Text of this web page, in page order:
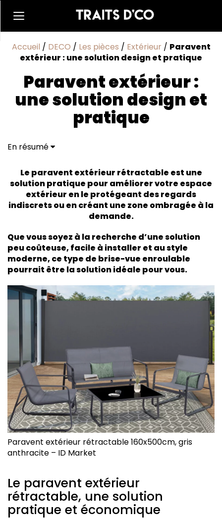
Accueil / DECO / Les pièces / Extérieur / Paravent
extérieur : une solution design et pratique
Paravent extérieur :
une solution design et
pratique
En résumé
pratique et économique
Les avantages d’un paravent extérieur rétractable
Le paravent extérieur rétractable est une
solution pratique pour améliorer votre espace
extérieur en le protégeant des regards
indiscrets ou en créant une zone ombragée à la
demande.
Que vous soyez à la recherche d’une solution
peu coûteuse, facile à installer et au style
moderne, ce type de brise-vue enroulable
pourrait être la solution idéale pour vous.
Paravent extérieur rétractable 160x500cm, gris
anthracite – ID Market
Le paravent extérieur
rétractable, une solution
pratique et économique